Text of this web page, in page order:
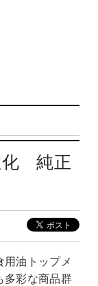
化 純正
用油トップメ
多彩な商品群